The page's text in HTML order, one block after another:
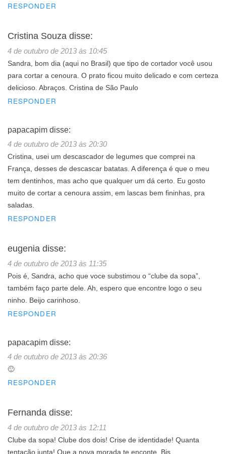
RESPONDER
Cristina Souza disse:
4 de outubro de 2013 às 10:45
Sandra, bom dia (aqui no Brasil) que tipo de cortador você usou
para cortar a cenoura. O prato ficou muito delicado e com certeza
delicioso. Abraços. Cristina de São Paulo
RESPONDER
papacapim disse:
4 de outubro de 2013 às 20:30
Cristina, usei um descascador de legumes que comprei na
França, desses de descascar batatas. A diferença é que o meu
tem dentinhos, mas acho que qualquer um dá certo. Eu gosto
muito de cortar a cenoura assim, em lascas bem fininhas, pra
saladas.
RESPONDER
eugenia disse:
4 de outubro de 2013 às 11:35
Pois é, Sandra, acho que voce substimou o “clube da sopa”,
também faço parte dele. Ah, espero que encontre logo o seu
ninho. Beijo carinhoso.
RESPONDER
papacapim disse:
4 de outubro de 2013 às 20:36
🙂
RESPONDER
Fernanda disse:
4 de outubro de 2013 às 12:11
Clube da sopa! Clube dos dois! Crise de identidade! Quanta
tentação junta! Que a nova morada te enconte. Bjs